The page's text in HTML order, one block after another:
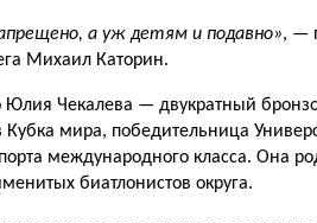
а уж детям и подавно», —
Михаил Каторин.
Юлия Чекалева — двукратный
Кубка мира, победительница
международного класса. Она
биатлонистов округа.